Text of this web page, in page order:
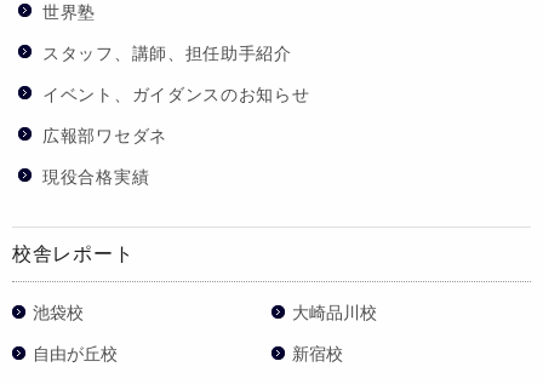
世界塾
スタッフ、講師、担任助手紹介
イベント、ガイダンスのお知らせ
広報部ワセダネ
現役合格実績
校舎レポート
池袋校 大崎品川校
自由が丘校 新宿校